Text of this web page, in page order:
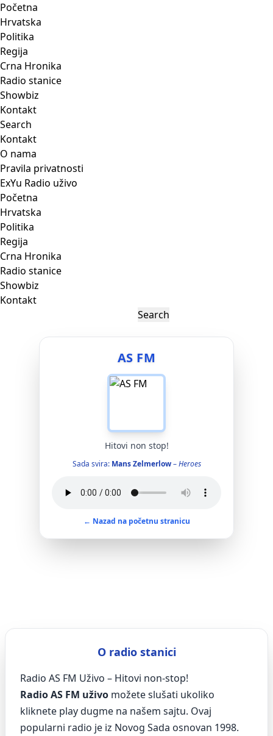
Početna
Hrvatska
Politika
Regija
Crna Hronika
Radio stanice
Showbiz
Kontakt
Search
Kontakt
O nama
Pravila privatnosti
ExYu Radio uživo
Početna
Hrvatska
Politika
Regija
Crna Hronika
Radio stanice
Showbiz
Kontakt
AS FM
Hitovi non stop!
Sada svira: Mans Zelmerlow–Heroes
← Nazad na početnu stranicu
O radio stanici
Radio AS FM Uživo – Hitovi non-stop!
Radio AS FM uživo možete slušati ukoliko
kliknete play dugme na našem sajtu. Ovaj
popularni radio je iz Novog Sada osnovan 1998.